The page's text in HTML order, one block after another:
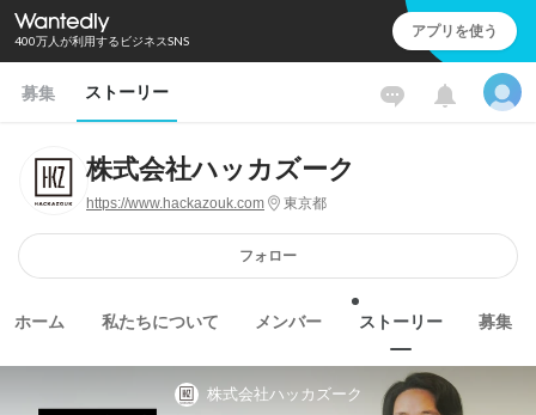
400万人が利用するビジネスSNS アプリを使う
募集 ストーリー
株式会社ハッカズーク
https://www.hackazouk.com 東京都
フォロー
ホーム 私たちについて メンバー ストーリー 募集
株式会社ハッカズーク